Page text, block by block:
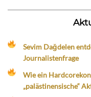
Sevim Dağdelen
Journalistenfrage
Wie ein
„palästinensische“